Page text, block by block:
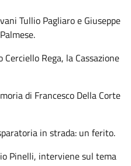
Tullio Pagliaro e Giuseppe
Rega, la Cassazione
di Francesco Della Corte
in strada: un ferito.
Pinelli, interviene sul tema